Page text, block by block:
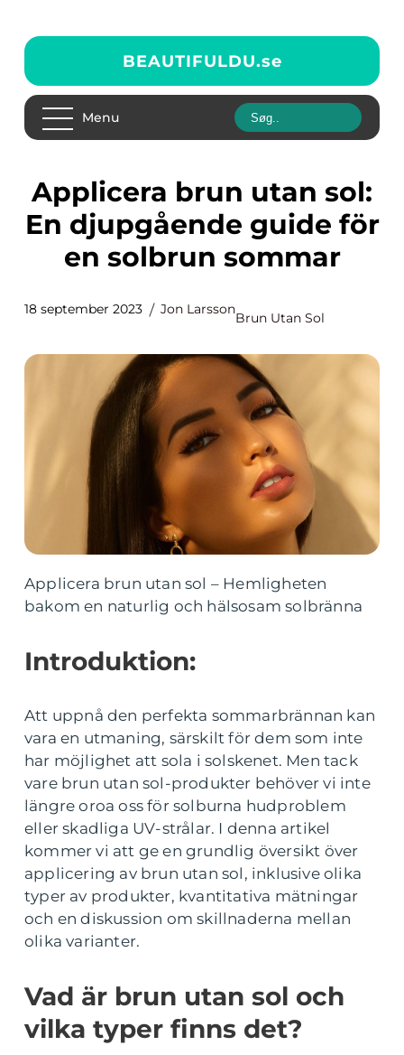
BEAUTIFULDU.se
Menu
Applicera brun utan sol:
En djupgående guide för
en solbrun sommar
18 september 2023 Jon Larsson
Brun Utan Sol
Applicera brun utan sol – Hemligheten
bakom en naturlig och hälsosam solbränna
Introduktion:
Att uppnå den perfekta sommarbrännan kan
vara en utmaning, särskilt för dem som inte
har möjlighet att sola i solskenet. Men tack
vare brun utan sol-produkter behöver vi inte
längre oroa oss för solburna hudproblem
eller skadliga UV-strålar. I denna artikel
kommer vi att ge en grundlig översikt över
applicering av brun utan sol, inklusive olika
typer av produkter, kvantitativa mätningar
och en diskussion om skillnaderna mellan
olika varianter.
Vad är brun utan sol och
vilka typer finns det?